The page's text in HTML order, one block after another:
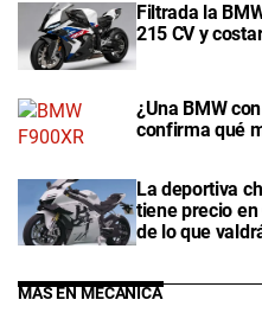
Filtrada la
215 CV y
¿Una BMW
confirma qué
La deportiva
tiene precio en
de lo que
MÁS EN MECÁNICA